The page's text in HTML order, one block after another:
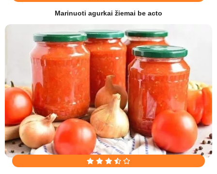
Marinuoti agurkai žiemai be acto